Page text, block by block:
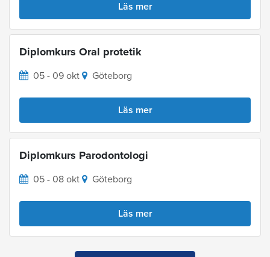
Läs mer
Diplomkurs Oral protetik
05 - 09 okt Göteborg
Läs mer
Diplomkurs Parodontologi
05 - 08 okt Göteborg
Läs mer